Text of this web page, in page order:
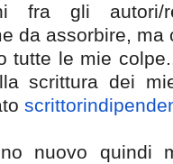
fra gli autori/
da assorbire,
tutte le mie
scrittura dei
nuovo quindi